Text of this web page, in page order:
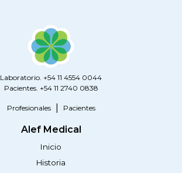
Laboratorio. +54 11 4554 0044
Pacientes. +54 11 2740 0838
Profesionales Pacientes
Alef Medical
Inicio
Historia